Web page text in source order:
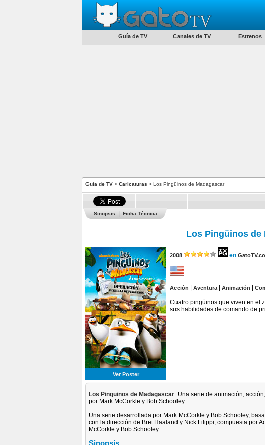
Guía de TV Canales de TV Estrenos
Guía de TV > Caricaturas > Los Pingüinos de Madagascar
Sinopsis Ficha Técnica
Los Pingüinos de
Ver Poster
2008 en
Acción Aventura| Animación
Cuatro pingüinos que viven en el
sus habilidades de comando de
Los Pingüinos de Madagascar: Una serie de animación,
por Mark McCorkle y Bob Schooley.
Una serie desarrollada por Mark McCorkle y Bob Schooley,
con la dirección de Bret Haaland y Nick Filippi, compuesta por
McCorkle y Bob Schooley.